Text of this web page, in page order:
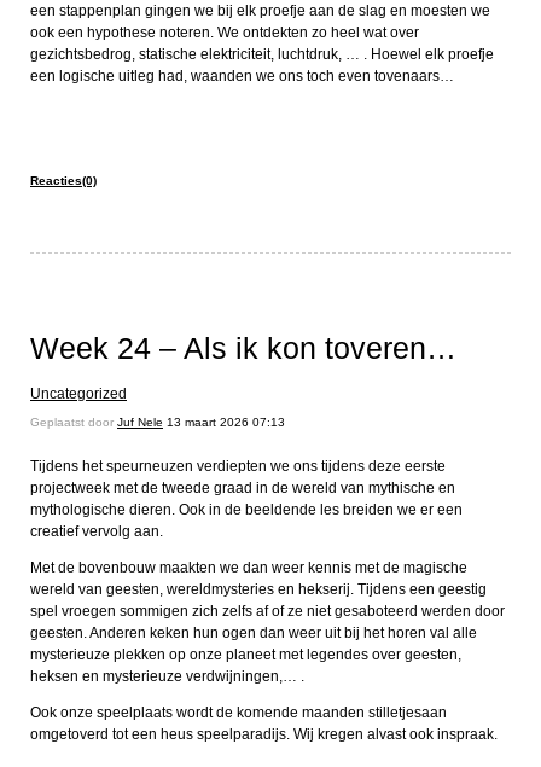
een stappenplan gingen we bij elk proefje aan de slag en moesten we
ook een hypothese noteren. We ontdekten zo heel wat over
gezichtsbedrog, statische elektriciteit, luchtdruk, … . Hoewel elk proefje
een logische uitleg had, waanden we ons toch even tovenaars…
Reacties(0)
Week 24 – Als ik kon toveren…
Uncategorized
Geplaatst door Juf Nele 13 maart 2026 07:13
Tijdens het speurneuzen verdiepten we ons tijdens deze eerste
projectweek met de tweede graad in de wereld van mythische en
mythologische dieren. Ook in de beeldende les breiden we er een
creatief vervolg aan.
Met de bovenbouw maakten we dan weer kennis met de magische
wereld van geesten, wereldmysteries en hekserij. Tijdens een geestig
spel vroegen sommigen zich zelfs af of ze niet gesaboteerd werden door
geesten. Anderen keken hun ogen dan weer uit bij het horen val alle
mysterieuze plekken op onze planeet met legendes over geesten,
heksen en mysterieuze verdwijningen,… .
Ook onze speelplaats wordt de komende maanden stilletjesaan
omgetoverd tot een heus speelparadijs. Wij kregen alvast ook inspraak.